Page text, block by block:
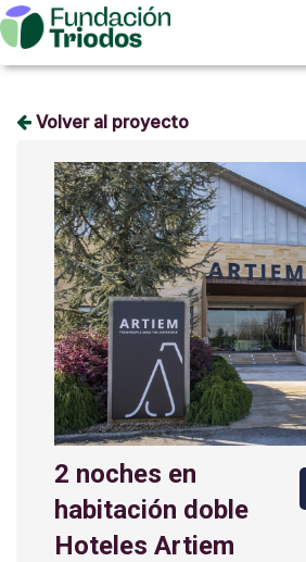
Volver al proyecto
2 noches en
habitación doble
Hoteles Artiem